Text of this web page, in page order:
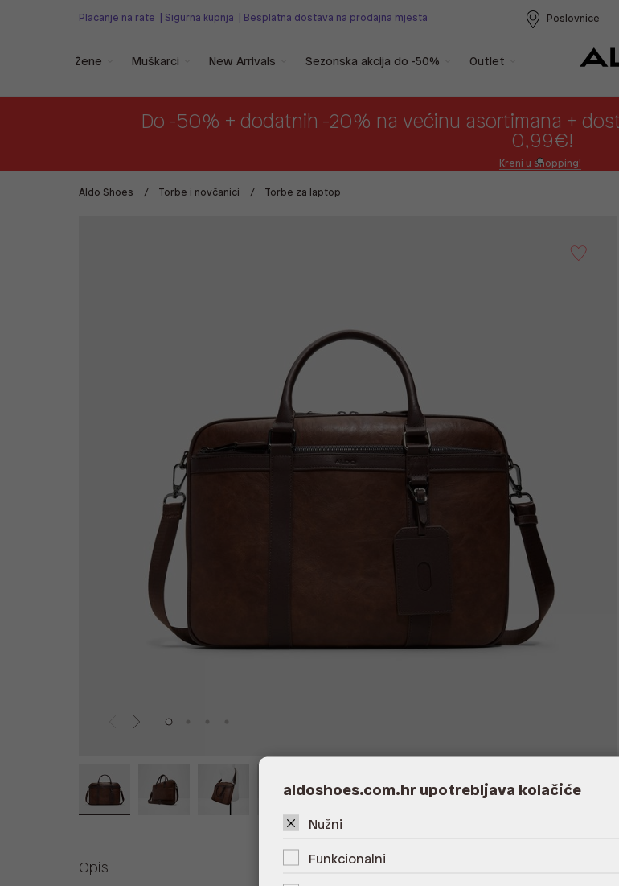
Plaćanje na rate Sigurna kupnja Besplatna dostava na prodajna mjesta Poslovnice
Žene Muškarci New Arrivals Sezonska akcija do -50% Outlet
Do -50% + dodatnih -20% na većinu asortimana +
0,99€!
Kreni u shopping!
Aldo Shoes Torbe i novčanici Torbe za laptop
Opis
aldoshoes.com.hr upotrebljava kolačiće
Nužni
Funkcionalni